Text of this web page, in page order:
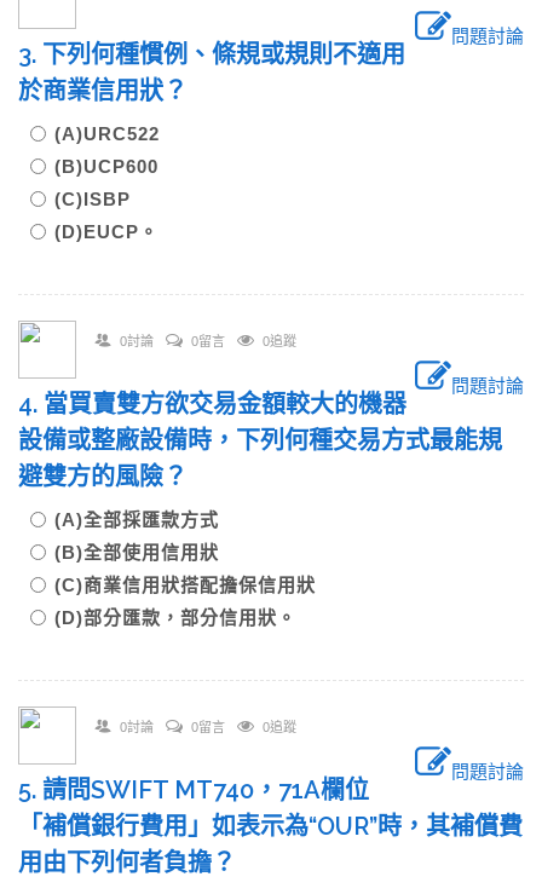
問題討論
3. 下列何種慣例、條規或規則不適用
於商業信用狀？
(A)URC522
(B)UCP600
(C)ISBP
(D)EUCP。
0討論 0留言 0追蹤
問題討論
4. 當買賣雙方欲交易金額較大的機器
設備或整廠設備時，下列何種交易方式最能規
避雙方的風險？
(A)全部採匯款方式
(B)全部使用信用狀
(C)商業信用狀搭配擔保信用狀
(D)部分匯款，部分信用狀。
0討論 0留言 0追蹤
問題討論
5. 請問SWIFT MT740，71A欄位
「補償銀行費用」如表示為“OUR”時，其補償費
用由下列何者負擔？